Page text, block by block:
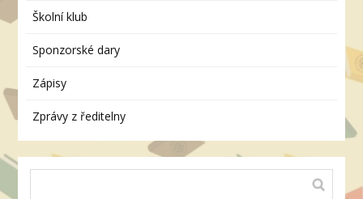
Školní klub
Sponzorské dary
Zápisy
Zprávy z ředitelny